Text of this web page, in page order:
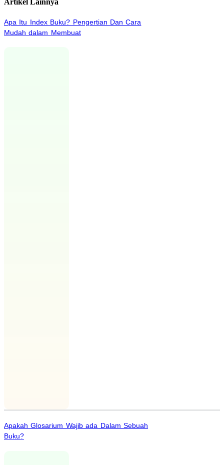
Apa Itu Index Buku? Pengertian Dan Cara
Mudah dalam Membuat
Apakah Glosarium Wajib ada Dalam Sebuah
Buku?